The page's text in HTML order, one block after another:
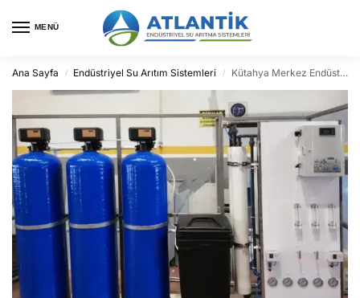
MENÜ
Ana Sayfa / Endüstriyel Su Arıtım Sistemleri / Kütahya Merkez Endüstriyel Su Arıtma